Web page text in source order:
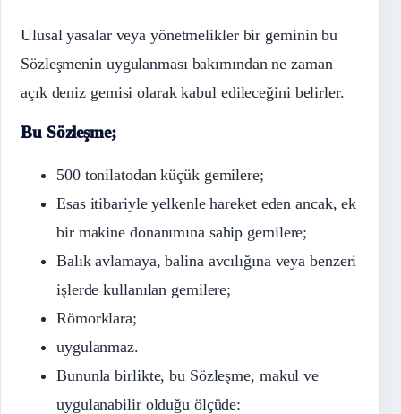
Ulusal yasalar veya yönetmelikler bir geminin bu
Sözleşmenin uygulanması bakımından ne zaman
açık deniz gemisi olarak kabul edileceğini belirler.
Bu Sözleşme;
500 tonilatodan küçük gemilere;
Esas itibariyle yelkenle hareket eden ancak, ek
bir makine donanımına sahip gemilere;
Balık avlamaya, balina avcılığına veya benzeri
işlerde kullanılan gemilere;
Römorklara;
uygulanmaz.
Bununla birlikte, bu Sözleşme, makul ve
uygulanabilir olduğu ölçüde: